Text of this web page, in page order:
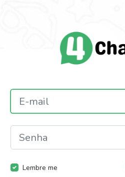
Lembre me